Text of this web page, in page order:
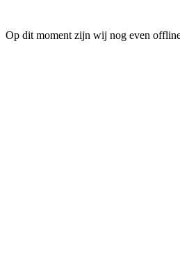
Op dit moment zijn wij nog even